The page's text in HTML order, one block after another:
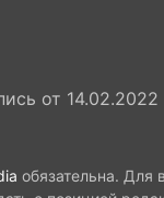
от
обязательна. Для